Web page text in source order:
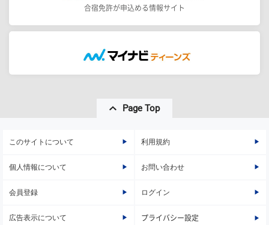
合宿免許が申込める情報サイト
Page Top
このサイトについて 利用規約
個人情報について お問い合わせ
会員登録 ログイン
広告表示について プライバシー設定